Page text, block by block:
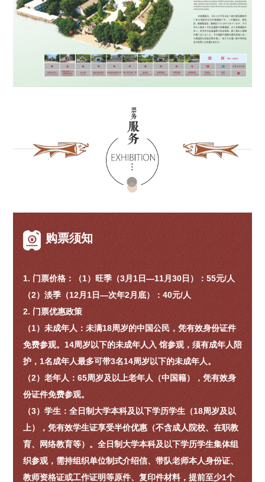
购票须知
1. 门票价格：
（1）旺季（3月1日—11月30日）：55元/人
（2）淡季（12月1日—次年2月底）：40元/人
2. 门票优惠政策
（1）未成年人：未满18周岁的中国公民，凭有效身份证件
免费参观。14周岁以下的未成年人入 馆参观，须有成年人陪
护，1名成年人最多可带3名14周岁以下的未成年人。
（2）老年人：65周岁及以上老年人（中国籍），凭有效身
份证件免费参观。
（3）学生：全日制大学本科及以下学历学生（18周岁及以
上），凭有效学生证享受半价优惠（不含成人院校、在职教
育、网络教育等）。全日制大学本科及以下学历学生集体组
织参观，需持组织单位制式介绍信、带队老师本人身份证、
教师资格证或工作证明等原件、复印件材料，提前至少1个